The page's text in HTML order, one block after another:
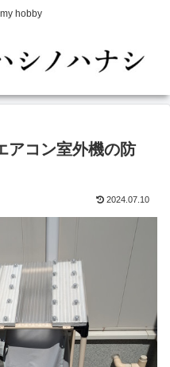
hobby
アコン室外機の防
2024.07.10